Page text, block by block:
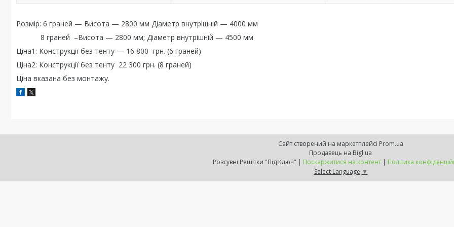
Розмір: 6 граней — Висота — 2800 мм Діаметр внутрішній — 4000 мм
8 граней –Висота — 2800 мм; Діаметр внутрішній — 4500 мм
Ціна1: Конструкції без тенту — 16 800 грн. (6 граней)
Ціна2: Конструкції без тенту 22 300 грн. (8 граней)
Ціна вказана без монтажу.
Сайт створений на маркетплейсі Prom.ua
Продавець на Bigl.ua
Розсувні Решітки "Під Ключ" | Поскаржитися на контент | Політика
Select Language ▼